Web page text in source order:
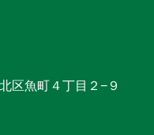
区魚町４丁目２−９